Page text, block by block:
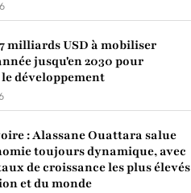
milliards USD à mobiliser
jusqu'en 2030 pour
développement
: Alassane Ouattara salue
toujours dynamique, avec
de croissance les plus élevés
et du monde